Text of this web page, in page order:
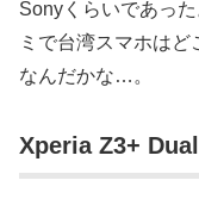
Sonyくらいであっ
ミで台湾スマホはど
なんだかな…。
Xperia Z3+